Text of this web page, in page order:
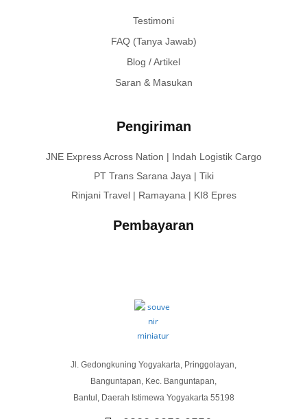
Testimoni
FAQ (Tanya Jawab)
Blog / Artikel
Saran & Masukan
Pengiriman
JNE Express Across Nation | Indah Logistik Cargo
PT Trans Sarana Jaya | Tiki
Rinjani Travel | Ramayana | KI8 Epres
Pembayaran
Jl. Gedongkuning Yogyakarta, Pringgolayan,
Banguntapan, Kec. Banguntapan,
Bantul, Daerah Istimewa Yogyakarta 55198